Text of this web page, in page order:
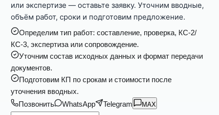
или экспертизе — оставьте заявку. Уточним вводные,
объём работ, сроки и подготовим предложение.
Определим тип работ: составление, проверка, КС-2/
КС-3, экспертиза или сопровождение.
Уточним состав исходных данных и формат передачи
документов.
Подготовим КП по срокам и стоимости после
уточнения вводных.
Позвонить
WhatsApp Telegram MAX